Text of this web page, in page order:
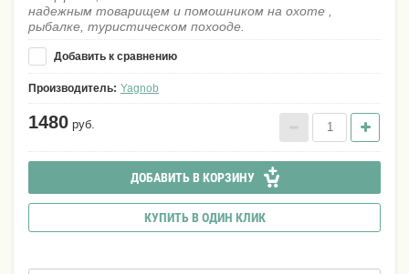
надежным товарищем и помошником на охоте ,
рыбалке, туристическом похооде.
Добавить к сравнению
Производитель: Yagnob
1480 руб.
ДОБАВИТЬ В КОРЗИНУ
КУПИТЬ В ОДИН КЛИК